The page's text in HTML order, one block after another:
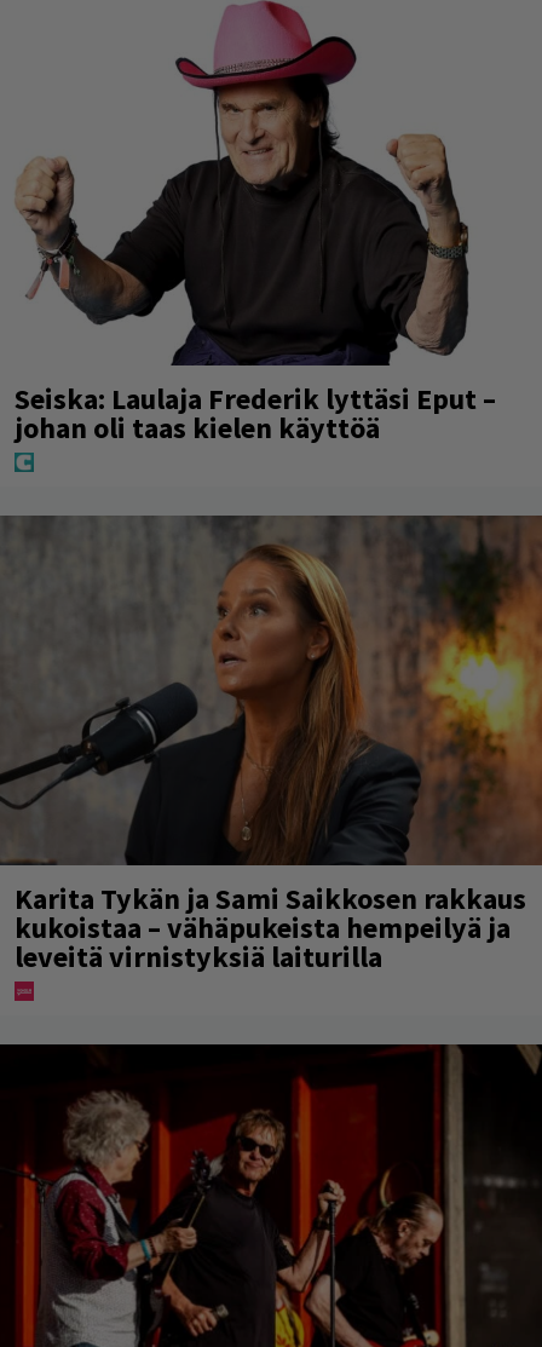
Seiska: Laulaja Frederik lyttäsi Eput –
johan oli taas kielen käyttöä
Karita Tykän ja Sami Saikkosen rakkaus
kukoistaa – vähäpukeista hempeilyä ja
leveitä virnistyksiä laiturilla